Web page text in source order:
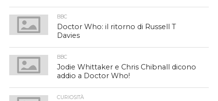
BBC
Doctor Who: il ritorno di Russell T
Davies
BBC
Jodie Whittaker e Chris Chibnall dicono
addio a Doctor Who!
CURIOSITÀ